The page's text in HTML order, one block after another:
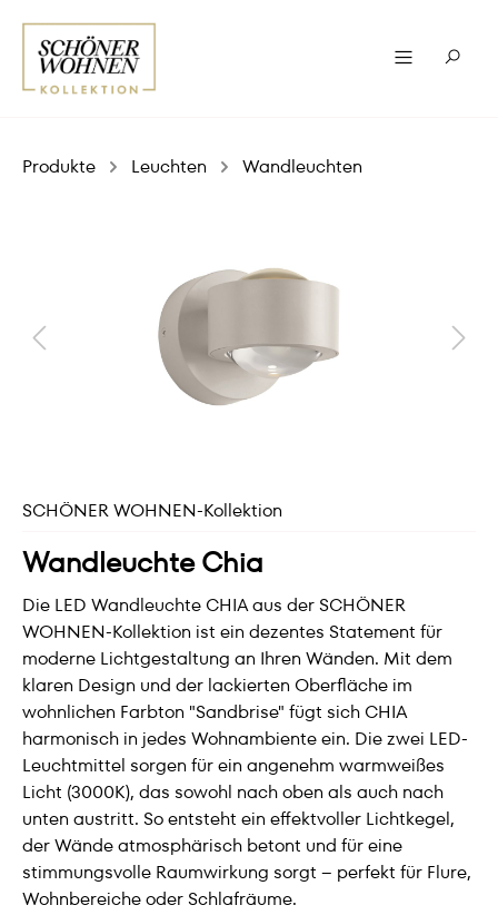
Produkte Leuchten Wandleuchten
SCHÖNER WOHNEN-Kollektion
Wandleuchte Chia
Die LED Wandleuchte CHIA aus der SCHÖNER
WOHNEN-Kollektion ist ein dezentes Statement für
moderne Lichtgestaltung an Ihren Wänden. Mit dem
klaren Design und der lackierten Oberfläche im
wohnlichen Farbton "Sandbrise" fügt sich CHIA
harmonisch in jedes Wohnambiente ein. Die zwei LED-
Leuchtmittel sorgen für ein angenehm warmweißes
Licht (3000K), das sowohl nach oben als auch nach
unten austritt. So entsteht ein effektvoller Lichtkegel,
der Wände atmosphärisch betont und für eine
stimmungsvolle Raumwirkung sorgt – perfekt für Flure,
Wohnbereiche oder Schlafräume.